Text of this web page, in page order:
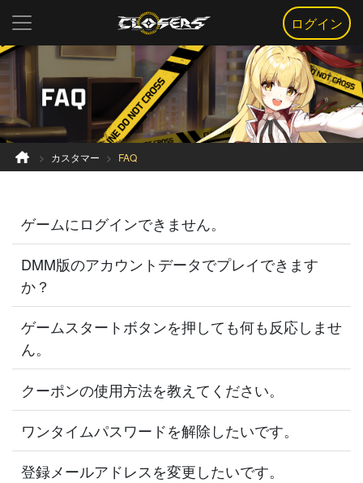
ログイン
カスタマー FAQ
ゲームにログインできません。
DMM版のアカウントデータでプレイできます
か？
ゲームスタートボタンを押しても何も反応しませ
ん。
クーポンの使用方法を教えてください。
ワンタイムパスワードを解除したいです。
登録メールアドレスを変更したいです。